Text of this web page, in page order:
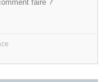
faire ?